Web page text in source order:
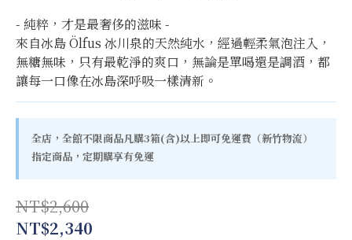
- 純粹，才是最奢侈的滋味 -
來自冰島 Ölfus 冰川泉的天然純水，經過輕柔氣泡注入，
無糖無味，只有最乾淨的爽口，無論是單喝還是調酒，都
讓每一口像在冰島深呼吸一樣清新。
全店，全館不限商品凡購3箱(含)以上即可免運費（新竹物流）
指定商品，定期購享有免運
NT$2,600
NT$2,340